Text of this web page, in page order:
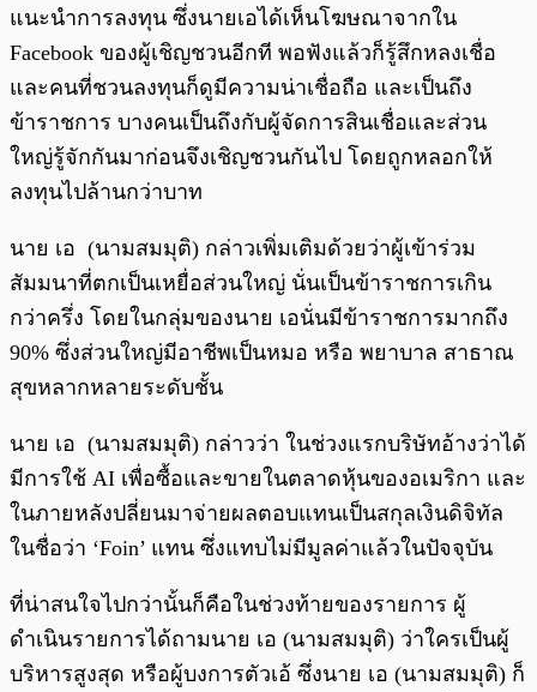
แนะนำการลงทุน ซึ่งนายเอได้เห็นโฆษณาจากใน
Facebook ของผู้เชิญชวนอีกที พอฟังแล้วก็รู้สึกหลงเชื่อ
และคนที่ชวนลงทุนก็ดูมีความน่าเชื่อถือ และเป็นถึง
ข้าราชการ บางคนเป็นถึงกับผู้จัดการสินเชื่อและส่วน
ใหญ่รู้จักกันมาก่อนจึงเชิญชวนกันไป โดยถูกหลอกให้
ลงทุนไปล้านกว่าบาท
นาย เอ (นามสมมุติ) กล่าวเพิ่มเติมด้วยว่าผู้เข้าร่วม
สัมมนาที่ตกเป็นเหยื่อส่วนใหญ่ นั่นเป็นข้าราชการเกิน
กว่าครึ่ง โดยในกลุ่มของนาย เอนั่นมีข้าราชการมากถึง
90% ซึ่งส่วนใหญ่มีอาชีพเป็นหมอ หรือ พยาบาล สาธาณ
สุขหลากหลายระดับชั้น
นาย เอ (นามสมมุติ) กล่าวว่า ในช่วงแรกบริษัทอ้างว่าได้
มีการใช้ AI เพื่อซื้อและขายในตลาดหุ้นของอเมริกา และ
ในภายหลังปลี่ยนมาจ่ายผลตอบแทนเป็นสกุลเงินดิจิทัล
ในชื่อว่า ‘Foin’ แทน ซึ่งแทบไม่มีมูลค่าแล้วในปัจจุบัน
ที่น่าสนใจไปกว่านั้นก็คือในช่วงท้ายของรายการ ผู้
ดำเนินรายการได้ถามนาย เอ (นามสมมุติ) ว่าใครเป็นผู้
บริหารสูงสุด หรือผู้บงการตัวเอ้ ซึ่งนาย เอ (นามสมมุติ) ก็